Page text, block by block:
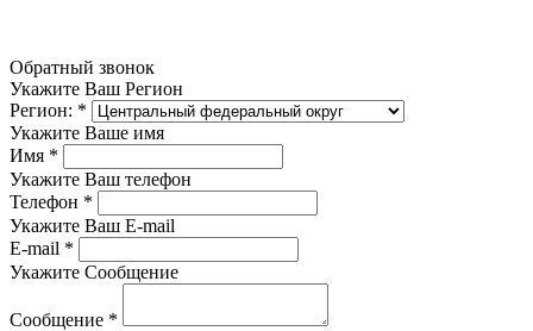
Обратный звонок
Укажите Ваш Регион
Регион: *
Укажите Ваше имя
Имя *
Укажите Ваш телефон
Телефон *
Укажите Ваш E-mail
E-mail *
Укажите Сообщение
Сообщение *